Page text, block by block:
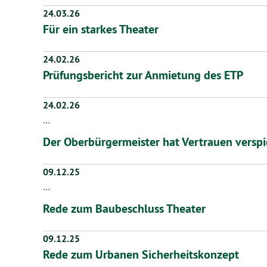
24.03.26
Für ein starkes Theater
24.02.26
Prüfungsbericht zur Anmietung des ETP
24.02.26
…
Der Oberbürgermeister hat Vertrauen
09.12.25
…
​​​​​​​Rede zum Baubeschluss Theater
09.12.25
Rede zum Urbanen Sicherheitskonzept